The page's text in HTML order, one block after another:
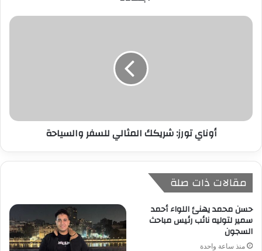
أوناي تورز: شريكك المثالي للسفر والسياحة
مقالات ذات صلة
حسن محمد يهنئ اللواء أحمد
سمير لتوليه نائب رئيس مباحث
السجون
منذ ساعة واحدة